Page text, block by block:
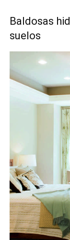
Baldosas
suelos